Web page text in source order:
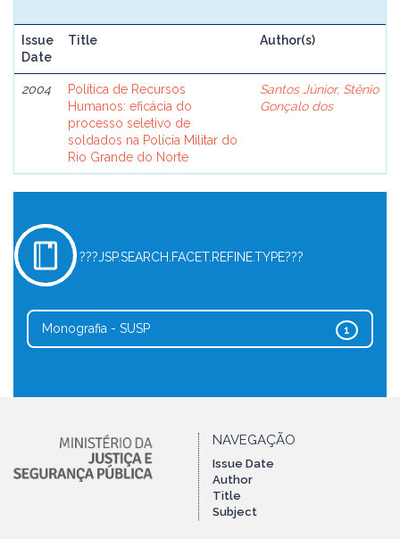
Issue
Date
Title Author(s)
2004
Política de Recursos
Humanos: eficácia do
processo seletivo de
soldados na Polícia Militar do
Rio Grande do Norte
Santos Júnior, Stênio
Gonçalo dos
???JSP.SEARCH.FACET.REFINE.TYPE???
1
Monografia - SUSP
NAVEGAÇÃO
Issue Date
Author
Title
Subject